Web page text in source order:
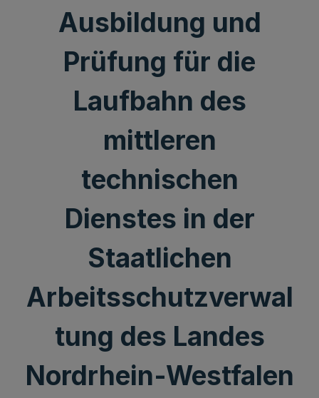
Ausbildung und
Prüfung für die
Laufbahn des
mittleren
technischen
Dienstes in der
Staatlichen
Arbeitsschutzverwal
tung des Landes
Nordrhein-Westfalen